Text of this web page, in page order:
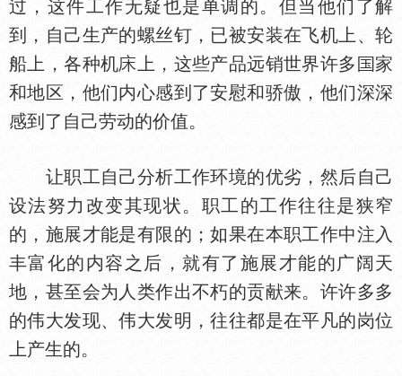
过，这件工作无疑也是单调的。但当他们了解
到，自己生产的螺丝钉，已被安装在飞机上、轮
船上，各种机
上，这些产品远销世界许多
家
和地区，他们内心感到了安慰和骄傲，他们深深
感到了自己劳动的价值。
让职工自己分析工作环境的优劣，然后自己
设法努力改变其现状。职工的工作往往是狭窄
的，施展才能是有限的；如果在本职工作中注入
丰富化的内容之后，就有了施展才能的广阔天
地，甚至会为人类作出不朽的贡献来。许许多多
的伟大发现、伟大发明，往往都是在平凡的岗位
上产生的。